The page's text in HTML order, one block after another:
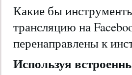
Какие бы
трансляцию на
перенаправлены к
Используя